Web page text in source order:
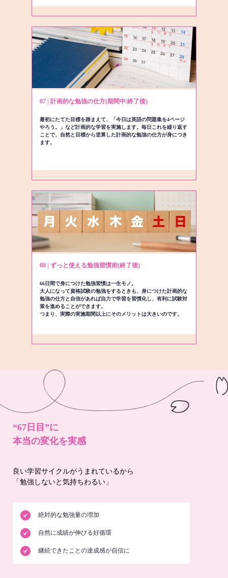
07 | 計画的な勉強の仕方(期間中/終了後)
最初にたてた目標を踏まえて、「今日は英語の問題集を4ページ
やろう。」など計画的な学習を実施します。毎日これを繰り返す
ことで、自然と目標から逆算した計画的な勉強の仕方が身につき
ます。
08 | ずっと使える勉強習慣術(終了後)
66日間で身につけた勉強習慣は一生モノ。
大人になって資格試験の勉強をするときも、身につけた計画的な
勉強の仕方と自信があれば自力で学習を習慣化し、有利に試験対
策を進めることができます。
つまり、実際の実施期間以上にそのメリットは大きいのです。
“67日目”に
本当の変化を実感
良い学習サイクルがうまれているから
「勉強しないと気持ちわるい」
絶対的な勉強量の増加
自然に成績が伸びる好循環
継続できたことの達成感が自信に